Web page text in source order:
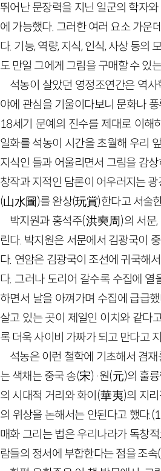
뛰어난 문장력을 지닌 일군의 학자
에 가능했다. 그러한 여러 요소 가운
다. 기능, 역량, 지식, 인식, 사상 등의
도 만일 그에게 그림을 구매할 수 있
석농이 살았던 영정조연간은 역
야에 관심을 기울이다보니 문화나
18세기 문예의 진수를 제대로 이해
일화를 석농이 시간을 초월해 우리
지식인 들과 어울리면서 그림을 감
창작과 지적인 담론이 어우러지는
(山水圖)를 완상(玩賞)한다고 서술
박지원과 홍석주(洪奭周)의 서문
린다. 박지원은 서문에서 김광국이
다. 연암은 김광국이 조선에 귀국해
다. 그러나 도리어 갈수록 수집에 열
하면서 날을 아껴가며 수집에 급급
살고 있는 곳이 제일인 이치와 같다
록 더욱 사이비 가짜가 되고 만다고
석농은 이런 철학에 기초해서 겸
는 색채는 중국 송(宋) ·원(元)의 훌
의 시대적 거리와 화이 (華夷)의 지
의 위상을 논해서는 안된다고 했다.(
매화 그리는 법은 우리나라가 독창
람들의 정서에 부합한다는 점을 조속(